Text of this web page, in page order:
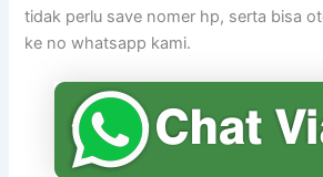
tidak perlu save nomer hp, serta bisa
ke no whatsapp kami.